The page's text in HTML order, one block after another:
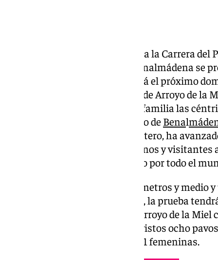
Plazo de inscripción abierto para la Carrera del
más de 1.000 participantes . Benalmádena se
Urbana del Pavo que se celebrará el próximo
instalaciones del polideportivo de Arroyo de la
inundarán de deporte y ocio en familia las
Organizada por el Ayuntamiento de Benal
el edil del ramo, Alejandro Carretero, ha
está abierto y ha invitado a vecinos y
amigos y en un ambiente festivo por todo el
Con un recorrido de cuatro kilómetros y medio
entre 800 y 1.200 participantes, la prueba
atletismo del Polideportivo de Arroyo de la
premios final en la que hay previstos ocho
22 categorías, 11 masculinas y 11 femeninas.